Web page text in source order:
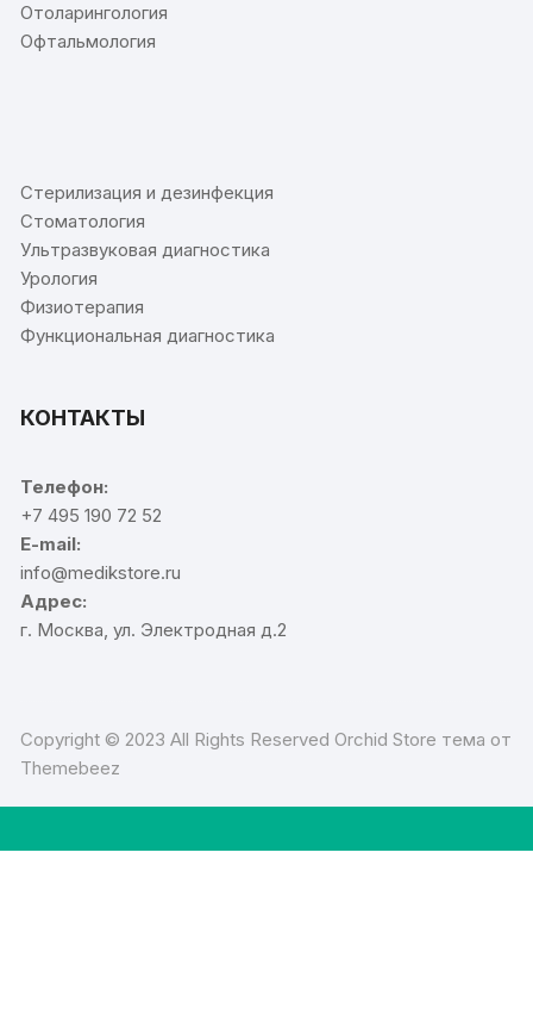
Отоларингология
Офтальмология
Стерилизация и дезинфекция
Стоматология
Ультразвуковая диагностика
Урология
Физиотерапия
Функциональная диагностика
КОНТАКТЫ
Телефон:
+7 495 190 72 52
E-mail:
info@medikstore.ru
Адрес:
г. Москва, ул. Электродная д.2
Copyright © 2023 All Rights Reserved Orchid Store тема от
Themebeez